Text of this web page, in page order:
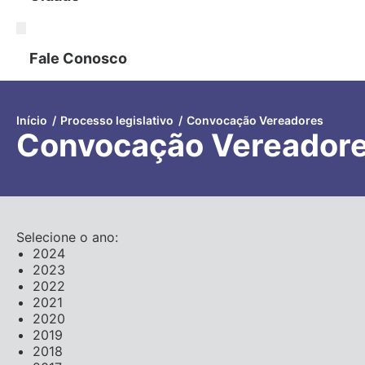
Fale Conosco
Início / Processo legislativo / Convocação Vereadores
Convocação
Selecione o ano:
2024
2023
2022
2021
2020
2019
2018